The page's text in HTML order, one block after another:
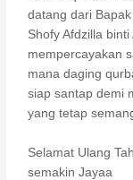
datang dari
Shofy Afdzilla
mempercayakan
mana daging
siap santap demi
yang tetap
Selamat Ulang
semakin Jayaa